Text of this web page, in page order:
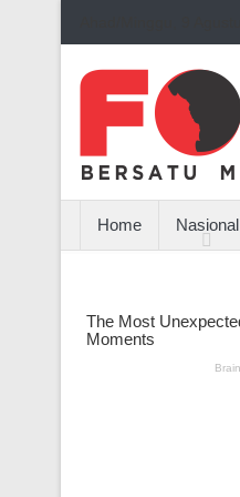
Home Nasional